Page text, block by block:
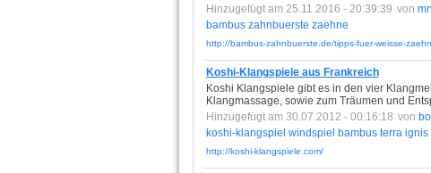
Hinzugefügt am 25.11.2016 - 20:39:39 von
bambus zahnbuerste zaehne
http://bambus-zahnbuerste.de/tipps-fuer-weisse-
Koshi-Klangspiele aus Frankreich
Koshi Klangspiele gibt es in den vier
Klangmassage, sowie zum Träumen und
Hinzugefügt am 30.07.2012 - 00:16:18 von
koshi-klangspiel windspiel bambus terra ignis
http://koshi-klangspiele.com/